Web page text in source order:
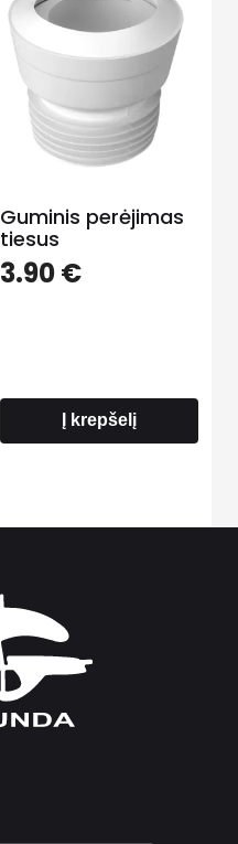
Guminis perėjimas
tiesus
3.90€
Į krepšelį